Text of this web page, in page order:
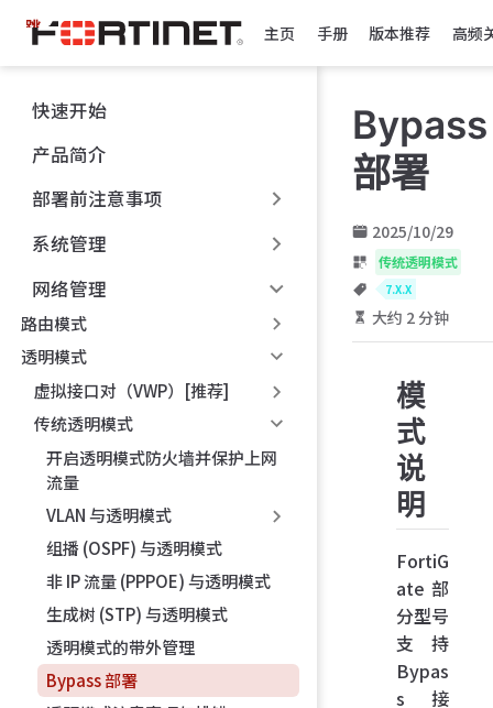
跳
至
主
內
容
主页 手册 版本推荐 高频
快速开始
产品简介
部署前注意事项
系统管理
网络管理
路由模式
透明模式
虚拟接口对（VWP）[推荐]
传统透明模式
开启透明模式防火墙并保护上网
流量
VLAN 与透明模式
组播 (OSPF) 与透明模式
非 IP 流量 (PPPOE) 与透明模式
生成树 (STP) 与透明模式
透明模式的带外管理
Bypass 部署
Bypass
部署
2025/10/29
传统透明模式
7.X.X
大约 2 分钟
模
式
说
明
FortiG
ate 部
分型号
支持
Bypas
s 接